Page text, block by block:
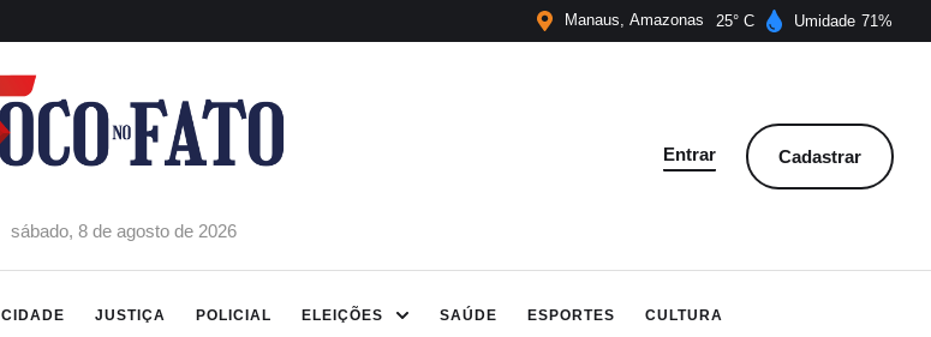
Manaus Amazonas 25 Umidade 71
sábado, 8 de agosto de 2026
Entrar Cadastrar
CIDADE JUSTIÇA POLICIAL ELEIÇÕES SAÚDE ESPORTES CULTURA